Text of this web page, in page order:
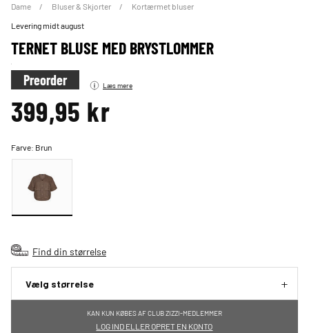
Dame Bluser & Skjorter
Kortærmet bluser
Levering midt august
TERNET BLUSE MED BRYSTLOMMER
Preorder Læs mere
399,95 kr
Farve: Brun
Find din størrelse
Vælg størrelse
KAN KUN KØBES AF CLUB ZIZZI-MEDLEMMER
LOG IND ELLER OPRET EN KONTO